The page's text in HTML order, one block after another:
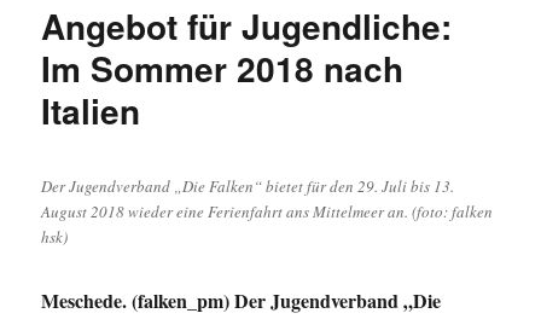
Angebot für Jugendliche:
Im Sommer 2018 nach
Italien
Der Jugendverband „Die Falken“ bietet für den 29. Juli bis 13.
August 2018 wieder eine Ferienfahrt ans Mittelmeer an. (foto: falken
hsk)
Meschede. (falken_pm) Der Jugendverband „Die